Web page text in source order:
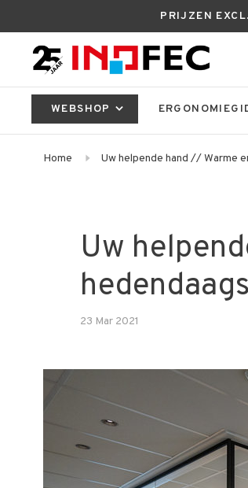
PRIJZEN
WEBSHOP
Home Uw helpende hand // Warme
Uw
23 Mar 2021